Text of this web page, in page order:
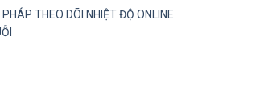
PHÁP THEO DÕI NHIỆT ĐỘ ONLINE